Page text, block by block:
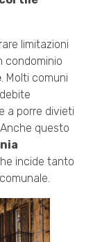
limitazioni
condominio
. Molti comuni
a porre divieti
questo
incide tanto